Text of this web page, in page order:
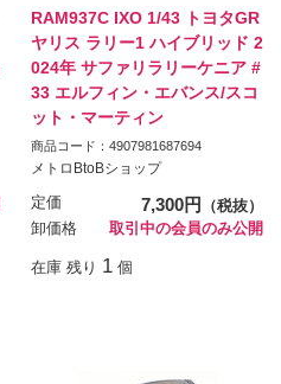
RAM937C IXO 1/43 トヨタGR
ヤリス ラリー1 ハイブリッド 2
024年 サファリラリーケニア #
33 エルフィン・エバンス/スコ
ット・マーティン
商品コード：4907981687694
メトロBtoBショップ
定価 7,300円
（税抜）
卸価格
取引中の会員のみ公開
在庫 残り 1 個